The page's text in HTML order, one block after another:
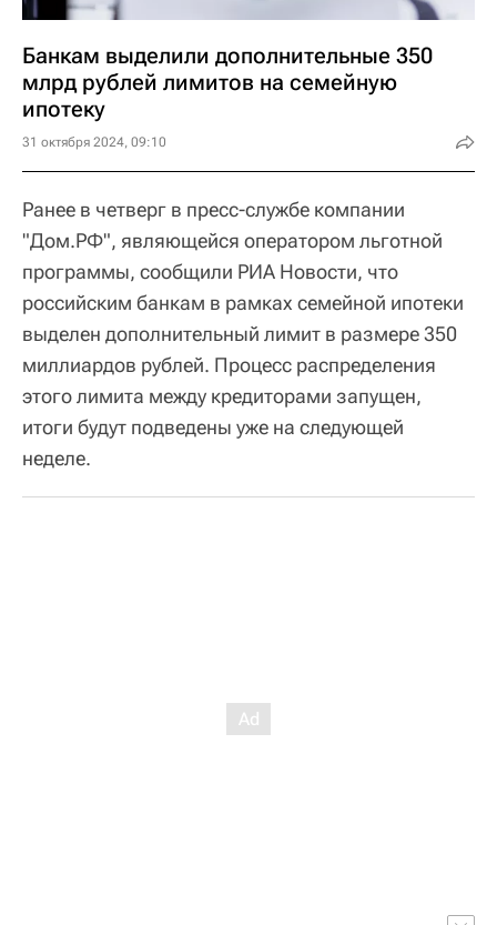
Банкам выделили дополнительные 350
млрд рублей лимитов на семейную
ипотеку
31 октября 2024, 09:10
Ранее в четверг в пресс-службе компании
"Дом.РФ", являющейся оператором льготной
программы, сообщили РИА Новости, что
российским банкам в рамках семейной ипотеки
выделен дополнительный лимит в размере 350
миллиардов рублей. Процесс распределения
этого лимита между кредиторами запущен,
итоги будут подведены уже на следующей
неделе.